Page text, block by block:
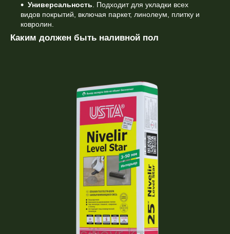
Универсальность . Подходит для укладки всех
видов покрытий, включая паркет, линолеум, плитку и
ковролин.
Каким должен быть наливной пол